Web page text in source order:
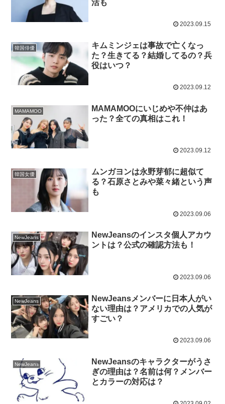
活も
2023.09.15
韓国俳優
キムミンジェは事故で亡くなっ
た？生きてる？結婚してるの？兵
役はいつ？
2023.09.12
MAMAMOO
MAMAMOOにいじめや不仲はあ
った？全ての真相はこれ！
2023.09.12
韓国女優
ムンガヨンは永野芽郁に超似て
る？石原さとみや菜々緒という声
も
2023.09.06
NewJeans
NewJeansのインスタ個人アカウ
ントは？公式の確認方法も！
2023.09.06
NewJeans
NewJeansメンバーに日本人がい
ない理由は？アメリカでの人気が
すごい？
2023.09.06
NewJeans
NewJeansのキャラクターがうさ
ぎの理由は？名前は何？メンバー
とカラーの対応は？